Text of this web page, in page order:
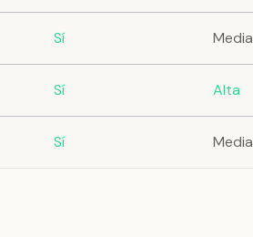
Sí Media
Sí Alta
Sí Media